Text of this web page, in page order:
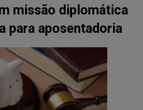
missão diplomática
para aposentadoria